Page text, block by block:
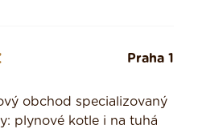
Praha 1
obchod specializovaný
plynové kotle i na tuhá